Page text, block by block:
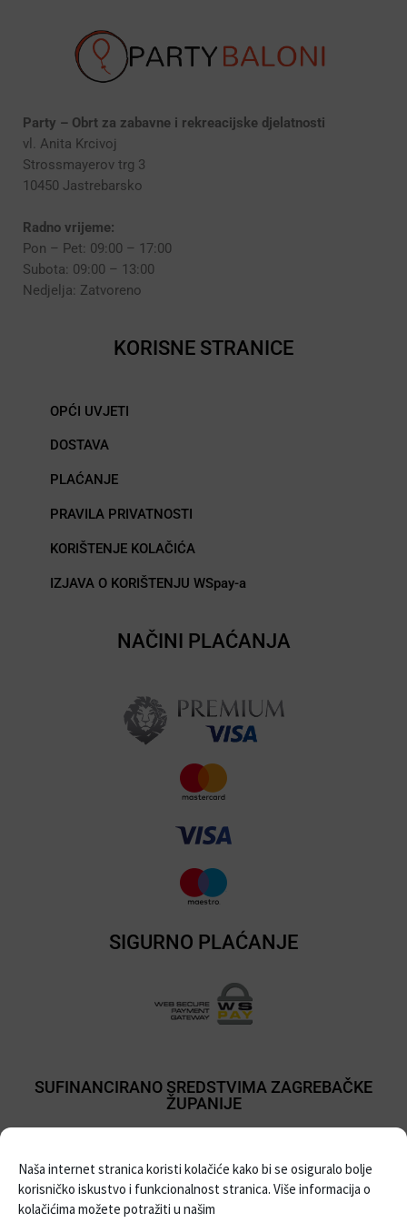
Naša internet stranica koristi kolačiće kako bi se osiguralo bolje
korisničko iskustvo i funkcionalnost stranica. Više informacija o
kolačićima možete potražiti u našim
Party – Obrt za zabavne i rekreacijske djelatnosti
vl. Anita Krcivoj
Strossmayerov trg 3
10450 Jastrebarsko
Radno vrijeme:
Pon – Pet: 09:00 – 17:00
Subota: 09:00 – 13:00
Nedjelja: Zatvoreno
KORISNE STRANICE
OPĆI UVJETI
DOSTAVA
PLAĆANJE
PRAVILA PRIVATNOSTI
KORIŠTENJE KOLAČIĆA
IZJAVA O KORIŠTENJU WSpay-a
NAČINI PLAĆANJA
SIGURNO PLAĆANJE
SUFINANCIRANO SREDSTVIMA ZAGREBAČKE
ŽUPANIJE